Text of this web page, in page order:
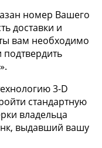
номер Вашего
доставки и
вам необходимо
3-D
стандартную
владельца
выдавший вашу